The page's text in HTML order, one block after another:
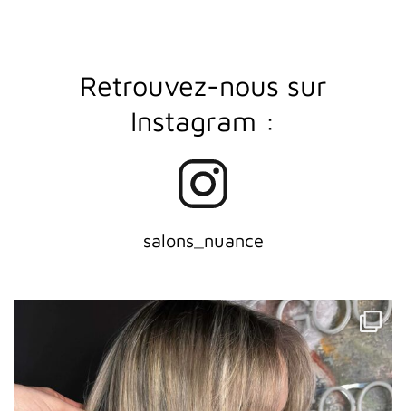
Retrouvez-nous sur
Instagram :
salons_nuance